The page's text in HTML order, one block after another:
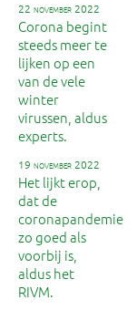
22 november 2022
Corona begint
steeds meer te
lijken op een
van de vele
winter
virussen, aldus
experts.
19 november 2022
Het lijkt erop,
dat de
coronapandemie
zo goed als
voorbij is,
aldus het
RIVM.